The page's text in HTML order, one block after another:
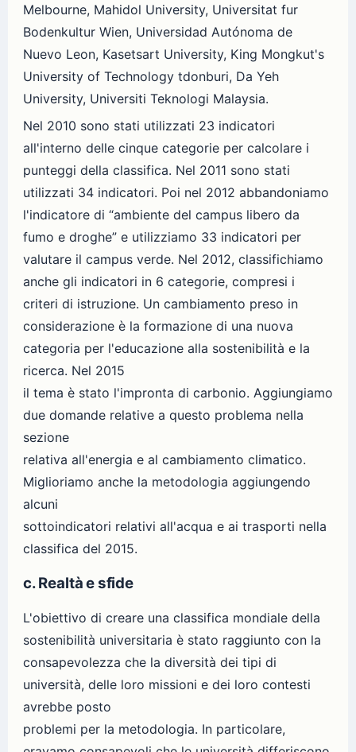
Melbourne, Mahidol University, Universitat fur
Bodenkultur Wien, Universidad Autónoma de
Nuevo Leon, Kasetsart University, King Mongkut's
University of Technology tdonburi, Da Yeh
University, Universiti Teknologi Malaysia.
Nel 2010 sono stati utilizzati 23 indicatori
all'interno delle cinque categorie per calcolare i
punteggi della classifica. Nel 2011 sono stati
utilizzati 34 indicatori. Poi nel 2012 abbandoniamo
l'indicatore di “ambiente del campus libero da
fumo e droghe” e utilizziamo 33 indicatori per
valutare il campus verde. Nel 2012, classifichiamo
anche gli indicatori in 6 categorie, compresi i
criteri di istruzione. Un cambiamento preso in
considerazione è la formazione di una nuova
categoria per l'educazione alla sostenibilità e la
ricerca. Nel 2015
il tema è stato l'impronta di carbonio. Aggiungiamo
due domande relative a questo problema nella
sezione
relativa all'energia e al cambiamento climatico.
Miglioriamo anche la metodologia aggiungendo
alcuni
sottoindicatori relativi all'acqua e ai trasporti nella
classifica del 2015.
c. Realtà e sfide
L'obiettivo di creare una classifica mondiale della
sostenibilità universitaria è stato raggiunto con la
consapevolezza che la diversità dei tipi di
università, delle loro missioni e dei loro contesti
avrebbe posto
problemi per la metodologia. In particolare,